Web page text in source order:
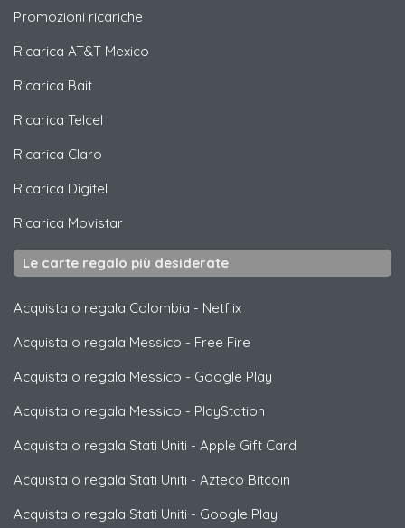
Promozioni ricariche
Ricarica AT&T Mexico
Ricarica Bait
Ricarica Telcel
Ricarica Claro
Ricarica Digitel
Ricarica Movistar
Le carte regalo più desiderate
Acquista o regala Colombia - Netflix
Acquista o regala Messico - Free Fire
Acquista o regala Messico - Google Play
Acquista o regala Messico - PlayStation
Acquista o regala Stati Uniti - Apple Gift Card
Acquista o regala Stati Uniti - Azteco Bitcoin
Acquista o regala Stati Uniti - Google Play